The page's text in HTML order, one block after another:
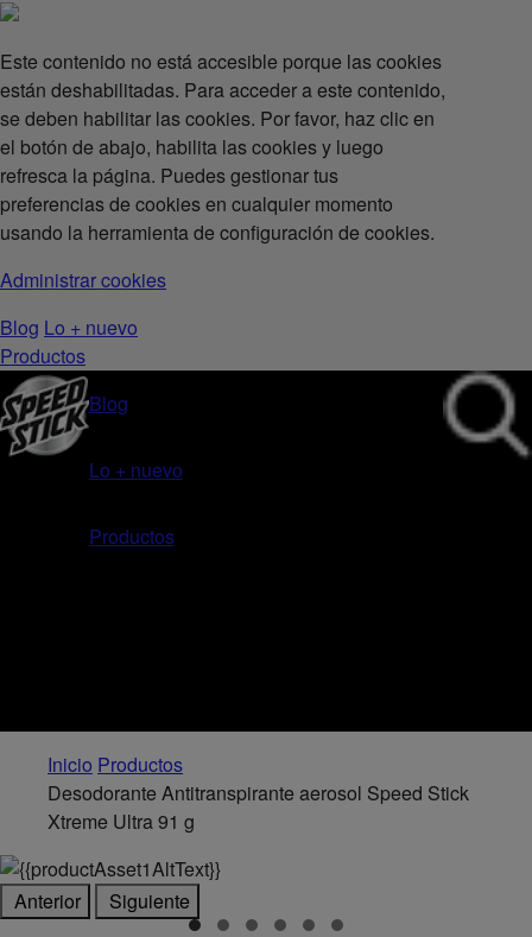
Este contenido no está accesible porque las cookies
están deshabilitadas. Para acceder a este contenido,
se deben habilitar las cookies. Por favor, haz clic en
el botón de abajo, habilita las cookies y luego
refresca la página. Puedes gestionar tus
preferencias de cookies en cualquier momento
usando la herramienta de configuración de cookies.
Administrar cookies
Blog Lo + nuevo
Productos
Blog
Lo + nuevo
Productos
Inicio Productos
Desodorante Antitranspirante aerosol Speed Stick
Xtreme Ultra 91 g
Anterior Siguiente